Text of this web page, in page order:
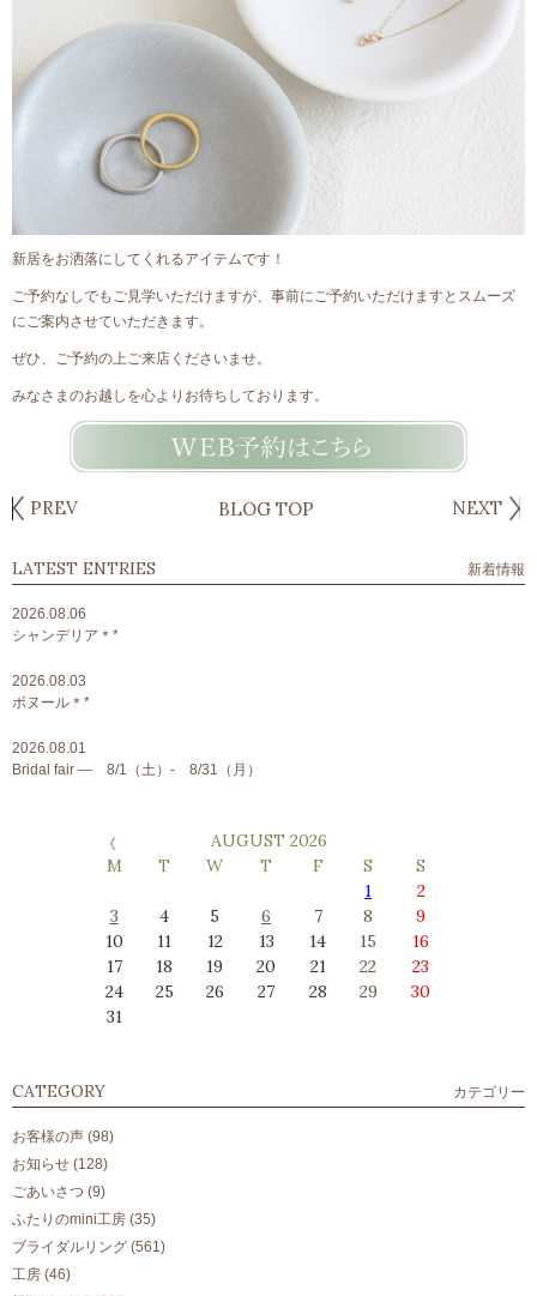
新居をお洒落にしてくれるアイテムです！
ご予約なしでもご見学いただけますが、事前にご予約いただけますとスムーズ
にご案内させていただきます。
ぜひ、ご予約の上ご来店くださいませ。
みなさまのお越しを心よりお待ちしております。
PREV BLOG TOP NEXT
LATEST ENTRIES 新着情報
2026.08.06
シャンデリア＊*
2026.08.03
ボヌール＊*
2026.08.01
Bridal fair ― 8/1（土）- 8/31（月）
AUGUST 2026
M
T W T F S
S
1
2
3
4 5 6 7 8
9
10
11 12 13 14 15
16
17
18 19 20 21 22
23
24
25 26 27 28 29
30
31
CATEGORY カテゴリー
お客様の声 (98)
お知らせ (128)
ごあいさつ (9)
ふたりのmini工房 (35)
ブライダルリング (561)
工房 (46)